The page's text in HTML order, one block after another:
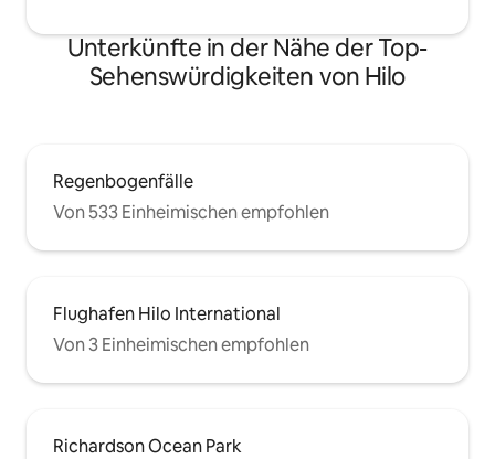
Unterkünfte in der Nähe der Top-
Sehenswürdigkeiten von Hilo
Regenbogenfälle
Von 533 Einheimischen empfohlen
Flughafen Hilo International
Von 3 Einheimischen empfohlen
Richardson Ocean Park